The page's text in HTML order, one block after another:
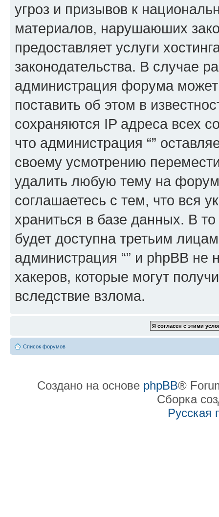
угроз и призывов к
материалов, нарушаюших
предоставляет услуги
законодательства. В случае
администрация форума
поставить об этом в
сохраняются IP адреса всех
что администрация “”
своему усмотрению
удалить любую тему на
соглашаетесь с тем, что вся
храниться в базе данных. В
будет доступна третьим
администрация “” и phpBB не
хакеров, которые могут
вследствие взлома.
Список форумов
Создано на основе phpBB®
Сборка
Русская